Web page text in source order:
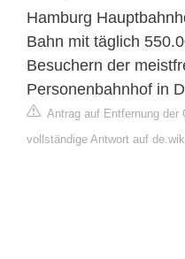
Hamburg
Bahn mit täglich
Besuchern der
Personenbahnhof in
Antrag auf Entfernung der
vollständige Antwort auf